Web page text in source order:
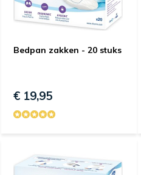
Bedpan zakken - 20 stuks
€ 19,95